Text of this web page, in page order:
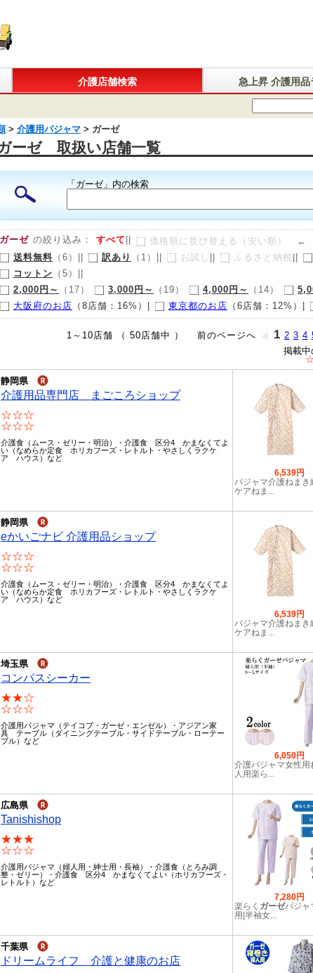
介護店舗検索 急上昇 介護用品
介護用パジャマ ガーゼ
ーゼ 取扱い店舗一覧
「ガーゼ」内の検索
ガーゼ の絞り込み： すべて 価格順に並び替える（安い順）
←
送料無料 （6）|| 訳あり （1）|| お試し ふるさと納税
コットン （5）||
2,000円～
（17） 3,000円～ （19） 4,000円～ （14）
大阪府のお店 （8店舗：16%）| 東京都のお店 （6店舗：12%）|
1～10店舗 （ 50店舗中 ） 前のページへ 1 2 3 4
掲載中
☆
静岡県
介護用品専門店 まごころショップ
☆☆☆
☆☆☆
介護食（ムース・ゼリー・明治）・介護食 区分4 かまなくてよ
い（なめらか定食 ホリカフーズ・レトルト・やさしくラクケ
ア ハウス）など
6,539円
パジャマ介護ねまき
ケアねま...
静岡県
eかいごナビ 介護用品ショップ
☆☆☆
☆☆☆
介護食（ムース・ゼリー・明治）・介護食 区分4 かまなくてよ
い（なめらか定食 ホリカフーズ・レトルト・やさしくラクケ
ア ハウス）など
6,539円
パジャマ介護ねまき
ケアねま...
埼玉県
コンパスシーカー
★★☆
☆☆☆
介護用パジャマ（テイコブ・ガーゼ・エンゼル）・アジアン家
具 テーブル（ダイニングテーブル・サイドテーブル・ローテー
ブル）など
6,050円
介護パジャマ女性用
人用楽ら...
広島県
Tanishishop
★★★
☆☆☆
介護用パジャマ（婦人用・紳士用・長袖）・介護食（とろみ調
整・ゼリー）・介護食 区分4 かまなくてよい（ホリカフーズ・
レトルト）など
7,280円
楽らく ガーゼパジャ
用|半袖女...
千葉県
ドリームライフ 介護と健康のお店